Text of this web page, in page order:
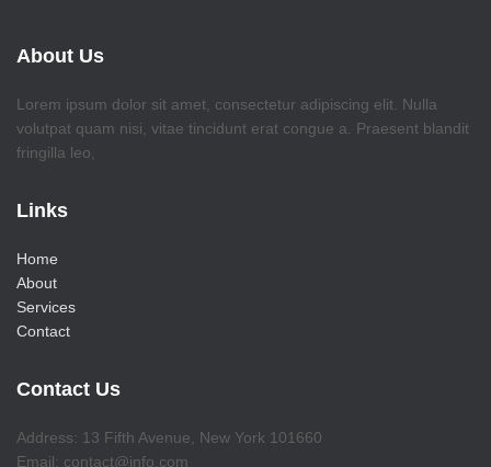
About Us
Lorem ipsum dolor sit amet, consectetur adipiscing elit. Nulla
volutpat quam nisi, vitae tincidunt erat congue a. Praesent blandit
fringilla leo,
Links
Home
About
Services
Contact
Contact Us
Address: 13 Fifth Avenue, New York 101660
Email: contact@info.com